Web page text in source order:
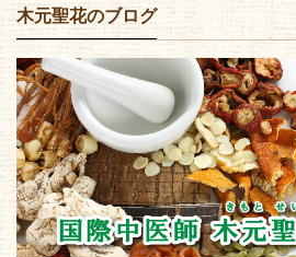
木元聖花のブログ